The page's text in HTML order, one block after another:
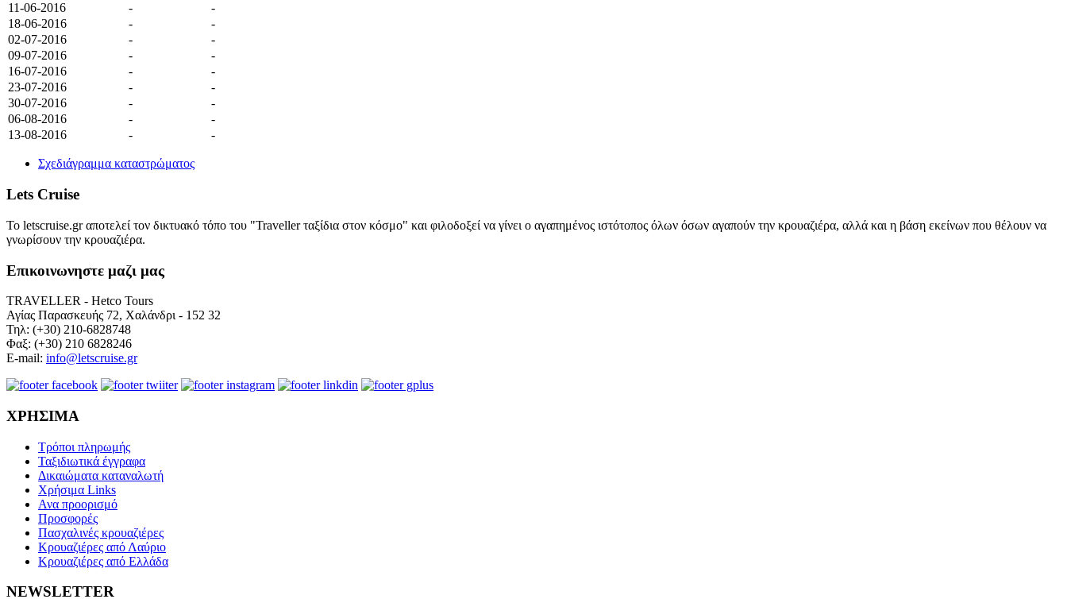
11-06-2016
-
-
18-06-2016
-
-
02-07-2016
-
-
09-07-2016
-
-
16-07-2016
-
-
23-07-2016
-
-
30-07-2016
-
-
06-08-2016
-
-
13-08-2016
- -
Σχεδιάγραμμα καταστρώματος
Lets Cruise
Το letscruise.gr αποτελεί τον δικτυακό τόπο του "Traveller ταξίδια στον κόσμο" και φιλοδοξεί να γίνει ο αγαπημένος ιστότοπος όλων όσων αγαπούν την κρουαζιέρα, αλλά και η βάση εκείνων που θέλουν να
γνωρίσουν την κρουαζιέρα.
Επικοινωνηστε μαζι μας
TRAVELLER - Hetco Tours
Αγίας Παρασκευής 72, Χαλάνδρι - 152 32
Τηλ: (+30) 210-6828748
Φαξ: (+30) 210 6828246
E-mail: info@letscruise.gr
ΧΡΗΣΙΜΑ
Τρόποι πληρωμής
Ταξιδιωτικά έγγραφα
Δικαιώματα καταναλωτή
Χρήσιμα Links
Ανα προορισμό
Προσφορές
Πασχαλινές κρουαζιέρες
Κρουαζιέρες από Λαύριο
Κρουαζιέρες από Ελλάδα
NEWSLETTER